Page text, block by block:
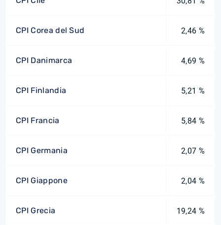
CPI Corea del Sud 2,46 %
CPI Danimarca 4,69 %
CPI Finlandia 5,21 %
CPI Francia 5,84 %
CPI Germania 2,07 %
CPI Giappone 2,04 %
CPI Grecia 19,24 %